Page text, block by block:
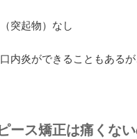
突起物）なし
内炎ができることもある
ース矯正は痛くな